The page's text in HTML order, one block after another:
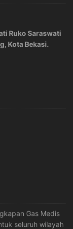
Ruko Saraswati
Kota Bekasi.
Gas Medis
seluruh wilayah